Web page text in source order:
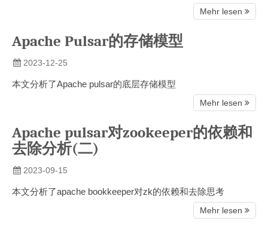
Mehr lesen
Apache Pulsar的存储模型
2023-12-25
本文分析了Apache pulsar的底层存储模型
Mehr lesen
Apache pulsar对zookeeper的依赖和
去除分析(二)
2023-09-15
本文分析了apache bookkeeper对zk的依赖和去除思考
Mehr lesen